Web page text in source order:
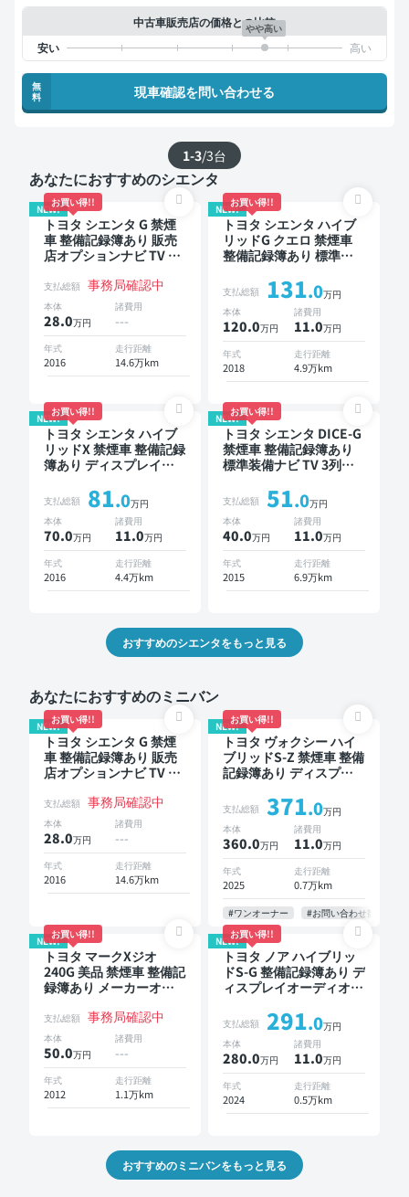
中古車販売店の価格との比較
やや高い
無
料
現車確認を問い合わせる
1-3/3台
あなたにおすすめのシエンタ
NEW!
お買い得!!
トヨタ シエンタ G 禁煙
車 整備記録簿あり 販売
店オプションナビ TV ブ
ー 3列シート スマートキ
ー バックモニター ドラ
イブレコーダー 衝突軽
減 両側電動スライドド
ア 7人乗り
支払総額 事務局確認中
本体
28.0万円
諸費用
---
年式
2016
走行距離
14.6万km
NEW!
お買い得!!
トヨタ シエンタ ハイブ
リッドG クエロ 禁煙車
整備記録簿あり 標準装
ETC バックモニター ド
ライブレコーダー 衝突
軽減 両側電動スライド
ドア
支払総額 131.0万円
本体
120.0万円
諸費用
11.0万円
年式
2018
走行距離
4.9万km
NEW!
お買い得!!
トヨタ シエンタ ハイブ
リッドX 禁煙車 整備記録
簿あり ディスプレイオ
り TV 3列シート スマー
トキー ETC ドライブレ
コーダー 片側電動スラ
イドドア 7人乗り
支払総額 81.0万円
本体
70.0万円
諸費用
11.0万円
年式
2016
走行距離
4.4万km
NEW!
お買い得!!
トヨタ シエンタ DICE-G
禁煙車 整備記録簿あり
標準装備ナビ TV 3列シ
側電動スライドドア 7人
乗り
支払総額 51.0万円
本体
40.0万円
諸費用
11.0万円
年式
2015
走行距離
6.9万km
おすすめのシエンタをもっと見る
あなたにおすすめのミニバン
NEW!
お買い得!!
トヨタ シエンタ G 禁煙
車 整備記録簿あり 販売
店オプションナビ TV ブ
ー 3列シート スマートキ
ー バックモニター ドラ
イブレコーダー 衝突軽
減 両側電動スライドド
ア 7人乗り
支払総額 事務局確認中
本体
28.0万円
諸費用
---
年式
2016
走行距離
14.6万km
NEW!
お買い得!!
トヨタ ヴォクシー ハイ
ブリッドS-Z 禁煙車 整備
記録簿あり ディスプレ
ニター ブラインドスポ
ットモニター デジタル
インナーミラー オート
クルーズ 3列シート スマ
ートキー ETC 電動バッ
クドア バックモニター
全方位カメラ ドライブ
レコーダー 衝突軽減 両
側電動スライドドア 7人
乗り
支払総額 371.0万円
本体
360.0万円
諸費用
11.0万円
年式
2025
走行距離
0.7万km
#ワンオーナー #お問い合わせ歓迎
NEW!
お買い得!!
トヨタ マークXジオ
240G 美品 禁煙車 整備記
録簿あり メーカーオプ
ト スマートキー ETC バ
ックモニター 7人乗り
支払総額 事務局確認中
本体
50.0万円
諸費用
---
年式
2012
走行距離
1.1万km
NEW!
お買い得!!
トヨタ ノア ハイブリッ
ドS-G 整備記録簿あり デ
ィスプレイオーディオ ※
トクルーズ 3列シート ス
マートキー バックモニ
ター ドライブレコーダ
ー 衝突軽減 7人乗り
支払総額 291.0万円
本体
280.0万円
諸費用
11.0万円
年式
2024
走行距離
0.5万km
おすすめのミニバンをもっと見る